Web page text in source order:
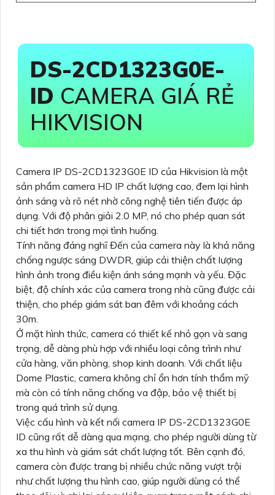
DS-2CD1323G0E-
ID CAMERA GIÁ RẺ
HIKVISION
Camera IP DS-2CD1323G0E ID của Hikvision là một
sản phẩm camera HD IP chất lượng cao, đem lại hình
ảnh sáng và rõ nét nhờ công nghệ tiên tiến được áp
dụng. Với độ phân giải 2.0 MP, nó cho phép quan sát
chi tiết hơn trong mọi tình huống.
Tính năng đáng nghĩ Đến của camera này là khả năng
chống ngược sáng DWDR, giúp cải thiện chất lượng
hình ảnh trong điều kiện ánh sáng mạnh và yếu. Đặc
biệt, độ chính xác của camera trong nhà cũng được cải
thiện, cho phép giám sát ban đêm với khoảng cách
30m.
Ở mặt hình thức, camera có thiết kế nhỏ gọn và sang
trọng, dễ dàng phù hợp với nhiều loại công trình như
cửa hàng, văn phòng, shop kinh doanh. Với chất liệu
Dome Plastic, camera không chỉ ổn hơn tính thẩm mỹ
mà còn có tính năng chống va đập, bảo vệ thiết bị
trong quá trình sử dụng.
Việc cấu hình và kết nối camera IP DS-2CD1323G0E
ID cũng rất dễ dàng qua mạng, cho phép người dùng từ
xa thu hình và giám sát chất lượng tốt. Bên cạnh đó,
camera còn được trang bị nhiều chức năng vượt trội
như chất lượng thu hình cao, giúp người dùng có thể